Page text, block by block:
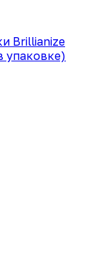
Brillianize
упаковке)